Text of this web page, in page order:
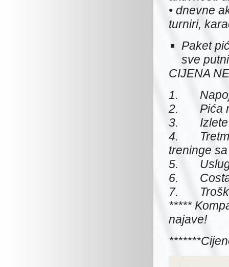
• dnevne
turniri,
Paket
sve
CIJENA
1.
2. Pića
3.
4.
treninge
5.
6.
7.
*****
najave!